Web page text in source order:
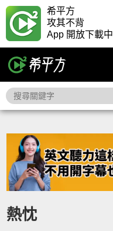
希平方
攻其不背
App 開放下載中
熱忱